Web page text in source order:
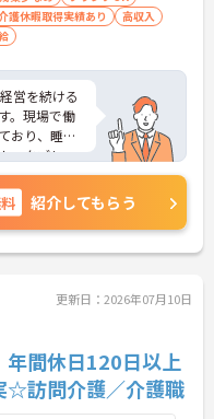
護休暇取得実績あり
高収入
営を続ける
。現場で働
おり、睡眠
、タブレッ
極的に導入
務作業の
くり向き合
す。介護福
給与体系が
す。さら
の研修な
教育体制
かりと安定
キャリアア
紹介してもらう
更新日：2026年07月10日
年間休日120日以上
訪問介護／介護職